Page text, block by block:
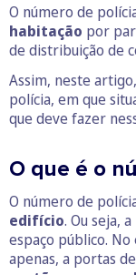
O número de
habitação por
de distribuição de
Assim, neste
polícia, em que
que deve fazer
O que é o
O número de
edifício. Ou seja,
espaço público.
apenas, a portas